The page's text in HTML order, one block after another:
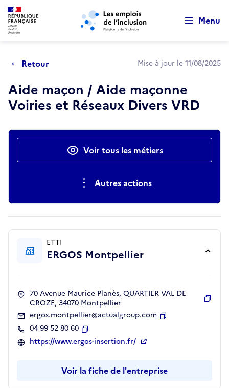
Aller au menu principal Aller au contenu principal
Menu
Retour Mise à jour le 11/08/2025
Aide maçon / Aide maçonne
Voiries et Réseaux Divers VRD
Actions rapidesVoir tous les métiers
Autres actions
ETTI
ERGOS Montpellier
70 Avenue Maurice Planès, QUARTIER VAL DE
CROZE, 34070 Montpellier
ergos.montpellier@actualgroup.com
04 99 52 80 60
Copier
https://www.ergos-insertion.fr/
Voir la fiche de l'entreprise
Retour au début de la page
Panneau de gestion des cookies